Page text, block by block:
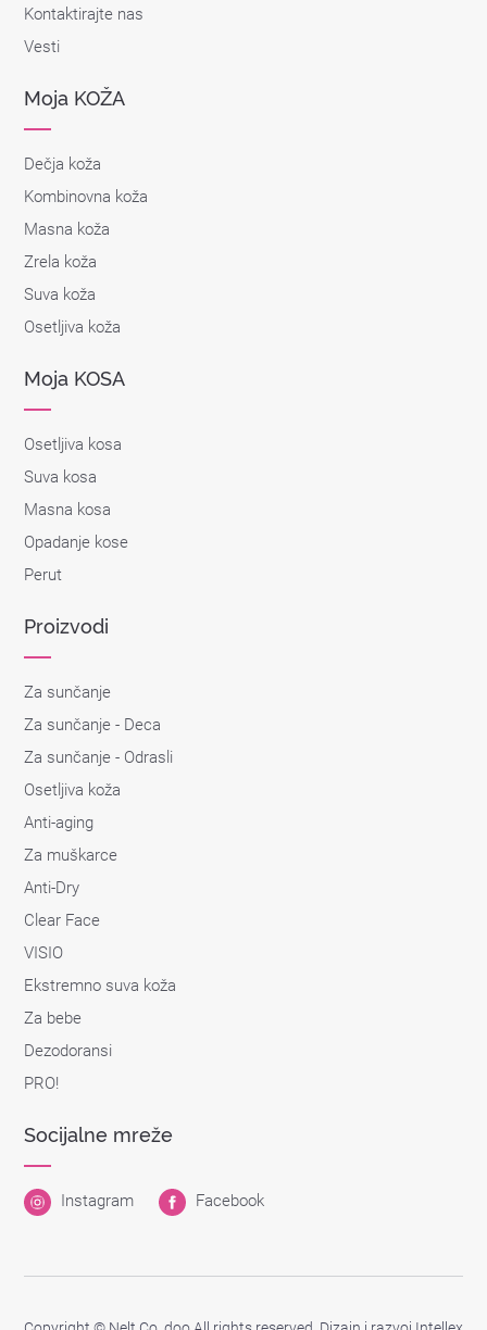
Kontaktirajte nas
Vesti
Moja KOŽA
Dečja koža
Kombinovna koža
Masna koža
Zrela koža
Suva koža
Osetljiva koža
Moja KOSA
Osetljiva kosa
Suva kosa
Masna kosa
Opadanje kose
Perut
Proizvodi
Za sunčanje
Za sunčanje - Deca
Za sunčanje - Odrasli
Osetljiva koža
Anti-aging
Za muškarce
Anti-Dry
Clear Face
VISIO
Ekstremno suva koža
Za bebe
Dezodoransi
PRO!
Socijalne mreže
Instagram Facebook